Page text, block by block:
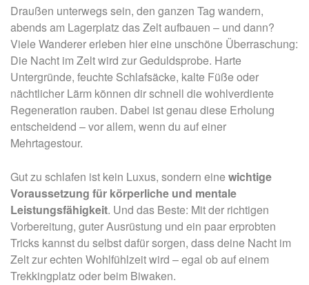
Draußen unterwegs sein, den ganzen Tag wandern,
abends am Lagerplatz das Zelt aufbauen – und dann?
Viele Wanderer erleben hier eine unschöne Überraschung:
Die Nacht im Zelt wird zur Geduldsprobe. Harte
Untergründe, feuchte Schlafsäcke, kalte Füße oder
nächtlicher Lärm können dir schnell die wohlverdiente
Regeneration rauben. Dabei ist genau diese Erholung
entscheidend – vor allem, wenn du auf einer
Mehrtagestour.
Gut zu schlafen ist kein Luxus, sondern eine wichtige
Voraussetzung für körperliche und mentale
Leistungsfähigkeit. Und das Beste: Mit der richtigen
Vorbereitung, guter Ausrüstung und ein paar erprobten
Tricks kannst du selbst dafür sorgen, dass deine Nacht im
Zelt zur echten Wohlfühlzeit wird – egal ob auf einem
Trekkingplatz oder beim Biwaken.